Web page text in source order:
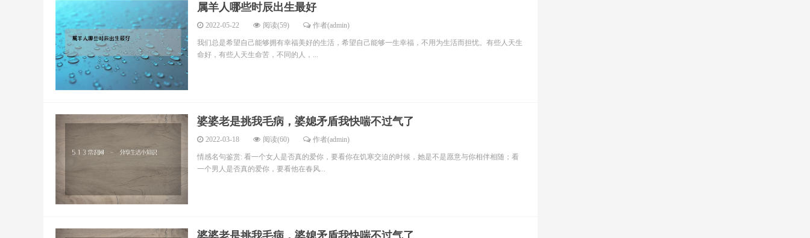
属羊人哪些时辰出生最好
2022-05-22 阅读(59) 作者(admin)
我们总是希望自己能够拥有幸福美好的生活，希望自己能够一生幸福，不用为生活而担忧。有些人天生
命好，有些人天生命苦，不同的人，...
婆婆老是挑我毛病，婆媳矛盾我快喘不过气了
2022-03-18 阅读(60) 作者(admin)
情感名句鉴赏: 看一个女人是否真的爱你，要看你在饥寒交迫的时候，她是不是愿意与你相伴相随；看
一个男人是否真的爱你，要看他在春风...
婆婆老是挑我毛病，婆媳矛盾我快喘不过气了